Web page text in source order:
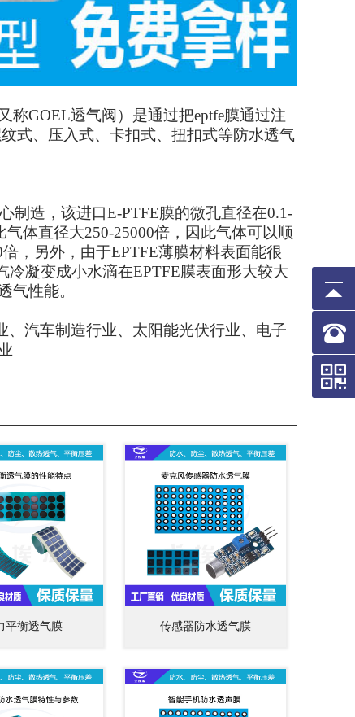
称GOEL透气阀）是通过把eptfe膜通过注
式、压入式、卡扣式、扭扣式等防水透气
制造，该进口E-PTFE膜的微孔直径在0.1-
气体直径大250-25000倍，因此气体可以顺
倍，另外，由于EPTFE薄膜材料表面能很
冷凝变成小水滴在EPTFE膜表面形大较大
气性能。
汽车制造行业、太阳能光伏行业、电子
平衡透气膜 传感器防水透气膜